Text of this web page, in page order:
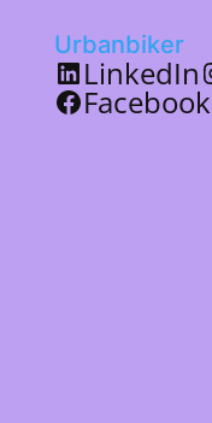
Urbanbiker
LinkedIn
Facebook